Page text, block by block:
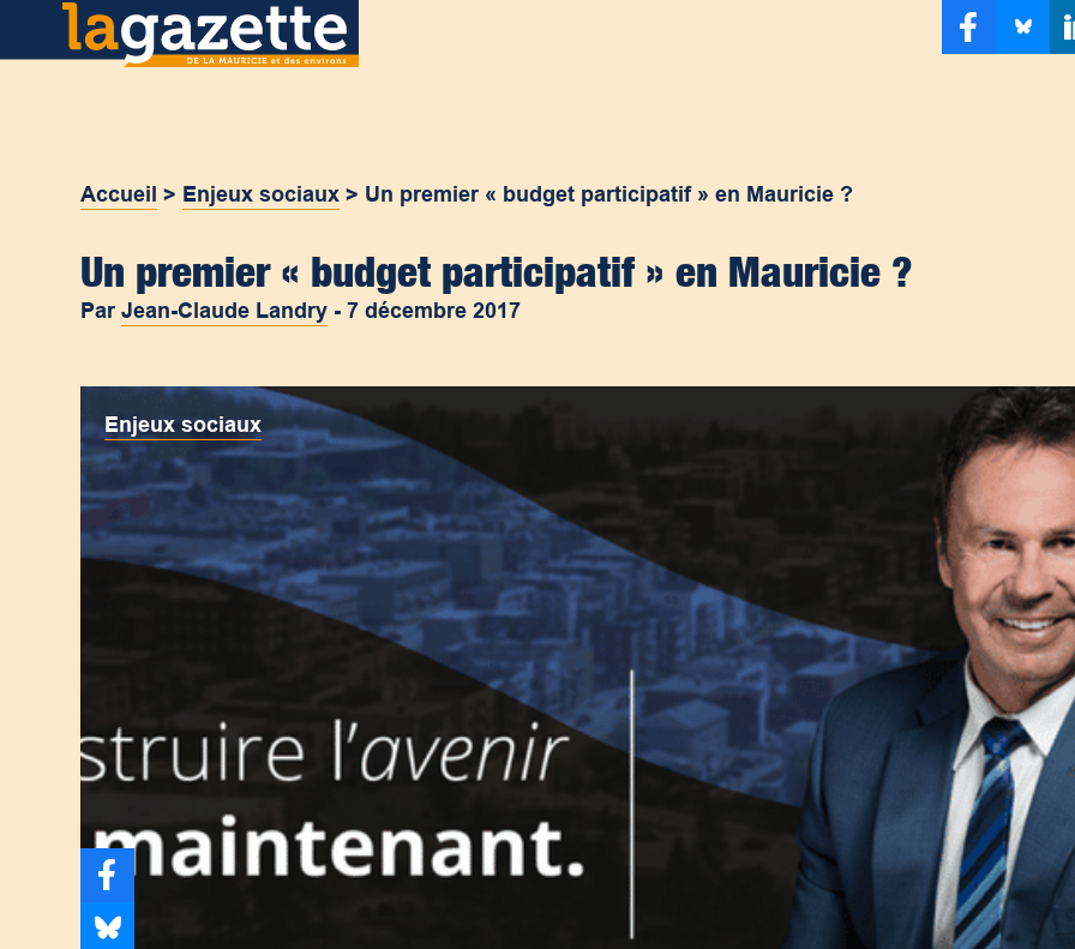
Accueil > Enjeux sociaux > Un premier « budget participatif » en Mauricie ?
Un premier « budget participatif » en Mauricie ?
ParJean-Claude Landry -7 décembre 2017
Enjeux sociaux